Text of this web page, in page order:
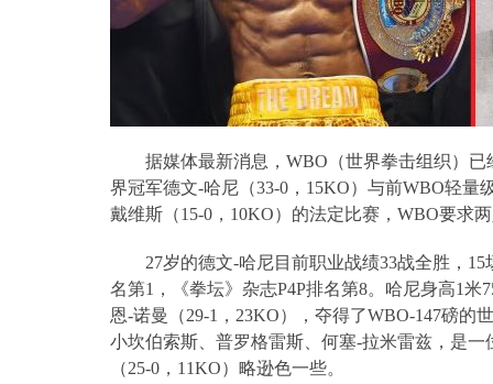
据媒体最新消息， WBO （世界拳击组织）
界冠军德文-哈尼（33-0 ， 15KO）与前WBO轻量
戴维斯（15-0 ， 10KO）的法定比赛， WBO要求
27岁的德文-哈尼目前职业战绩33战全胜， 15
名第1 ，《拳坛》杂志P4P排名第8。哈尼身高1米
恩-诺曼（29-1 ， 23KO），夺得了WBO-147磅的
小坎伯索斯、普罗格雷斯、何塞-拉米雷兹，是一
（25-0 ， 11KO）略逊色一些。